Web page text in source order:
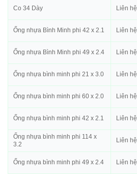
Co 34 Dày Liên hệ
Ống nhựa Bình Minh phi 42 x 2.1 Liên hệ
Ống nhựa Bình Minh phi 49 x 2.4 Liên hệ
Ống nhựa bình minh phi 21 x 3.0 Liên hệ
Ống nhựa bình minh phi 60 x 2.0 Liên hệ
Ống nhựa bình minh phi 42 x 2.1 Liên hệ
Ống nhựa bình minh phi 114 x
3.2
Liên hệ
Ống nhựa bình minh phi 49 x 2.4 Liên hệ